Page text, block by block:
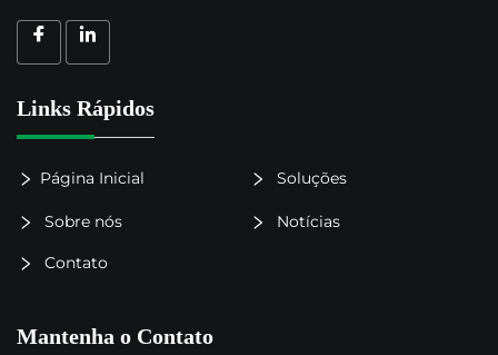
Links Rápidos
Página Inicial Soluções
Sobre nós Notícias
Contato
Mantenha o Contato